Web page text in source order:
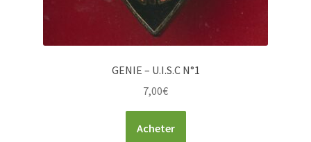
GENIE – U.I.S.C N°1
7,00€
Acheter